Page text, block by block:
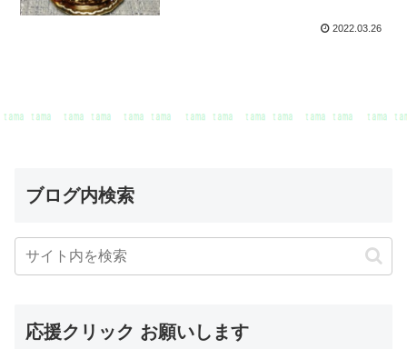
2022.03.26
ブログ内検索
応援クリック お願いします